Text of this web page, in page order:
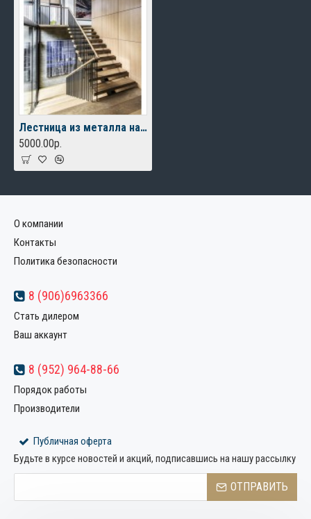
Лестница из металла на 2 этаж
5000.00р.
О компании
Контакты
Политика безопасности
8 (906)6963366
Стать дилером
Ваш аккаунт
8 (952) 964-88-66
Порядок работы
Производители
Публичная оферта
Будьте в курсе новостей и акций, подписавшись на нашу рассылку
ОТПРАВИТЬ